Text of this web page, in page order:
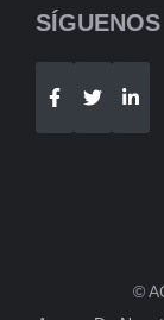
SÍGUENOS
©